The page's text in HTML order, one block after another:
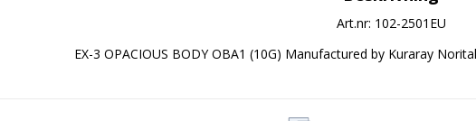
Art.nr: 102-2501EU
EX-3 OPACIOUS BODY OBA1 (10G) Manufactured by Kuraray